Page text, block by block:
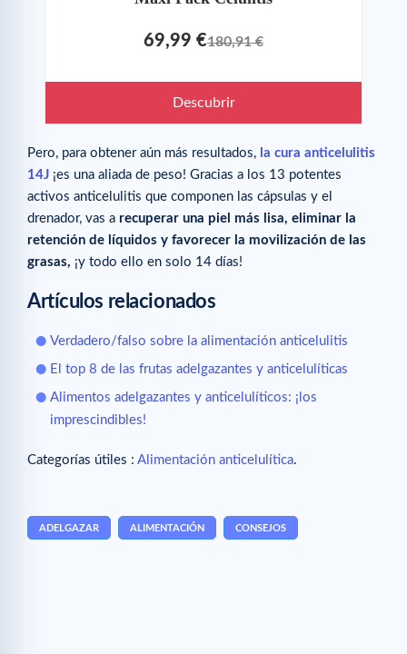
69,99 €180,91 €
Descubrir
Pero, para obtener aún más resultados, la cura anticelulitis
14J ¡es una aliada de peso! Gracias a los 13 potentes
activos anticelulitis que componen las cápsulas y el
drenador, vas a recuperar una piel más lisa, eliminar la
retención de líquidos y favorecer la movilización de las
grasas, ¡y todo ello en solo 14 días!
Artículos relacionados
Verdadero/falso sobre la alimentación anticelulitis
El top 8 de las frutas adelgazantes y anticelulíticas
Alimentos adelgazantes y anticelulíticos: ¡los
imprescindibles!
Categorías útiles : Alimentación anticelulítica.
ADELGAZAR ALIMENTACIÓN CONSEJOS